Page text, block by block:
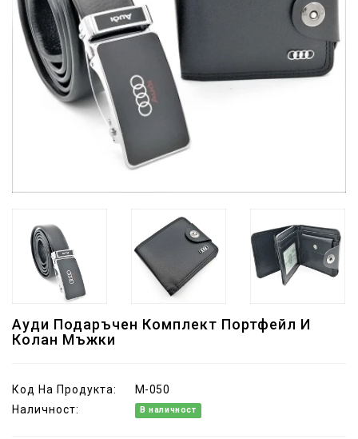
Ауди Подаръчен Комплект Портфейл И
Колан Мъжки
Код На Продукта:
M-050
Наличност:
В наличност